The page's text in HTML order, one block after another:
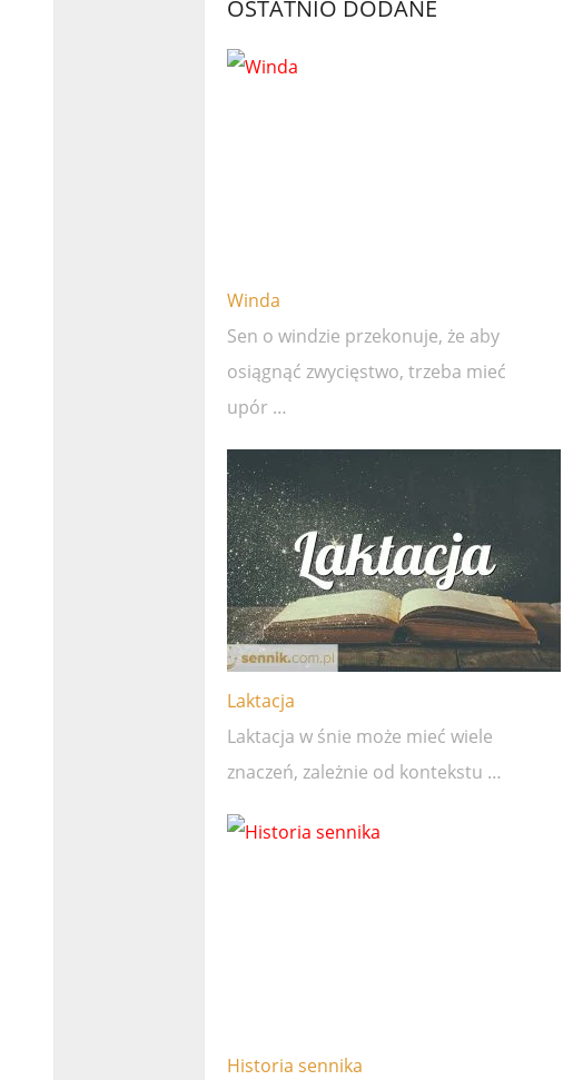
OSTATNIO DODANE
Winda
Sen o windzie przekonuje, że ​​aby
osiągnąć zwycięstwo, trzeba mieć
upór …
Laktacja
Laktacja w śnie może mieć wiele
znaczeń, zależnie od kontekstu …
Historia sennika